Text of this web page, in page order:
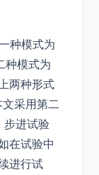
种模式为
种模式为
两种形式
采用第二
步进试验
在试验中
进行试